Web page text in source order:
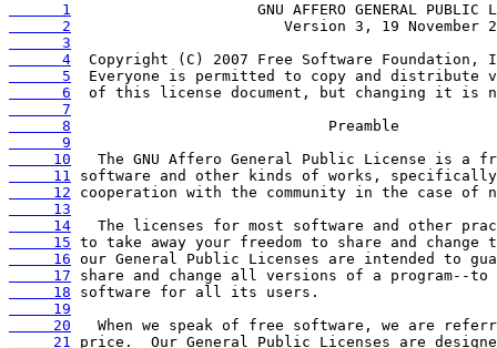
      1
      2
      3
      4
      5
      6
      7
      8
      9
     10
     11
     12
     13
     14
     15
     16
     17
     18
     19
     20
     21